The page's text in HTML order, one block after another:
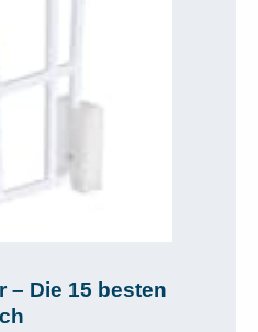
– Die 15 besten